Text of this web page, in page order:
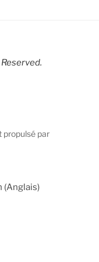
eserved.
propulsé par
(Anglais)